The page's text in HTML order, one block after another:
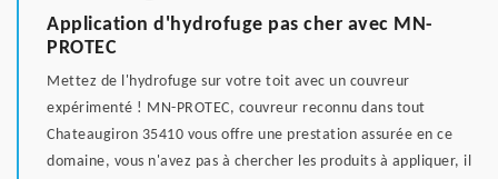
Application d'hydrofuge pas cher avec MN-
PROTEC
Mettez de l'hydrofuge sur votre toit avec un couvreur
expérimenté ! MN-PROTEC, couvreur reconnu dans tout
Chateaugiron 35410 vous offre une prestation assurée en ce
domaine, vous n'avez pas à chercher les produits à appliquer, il